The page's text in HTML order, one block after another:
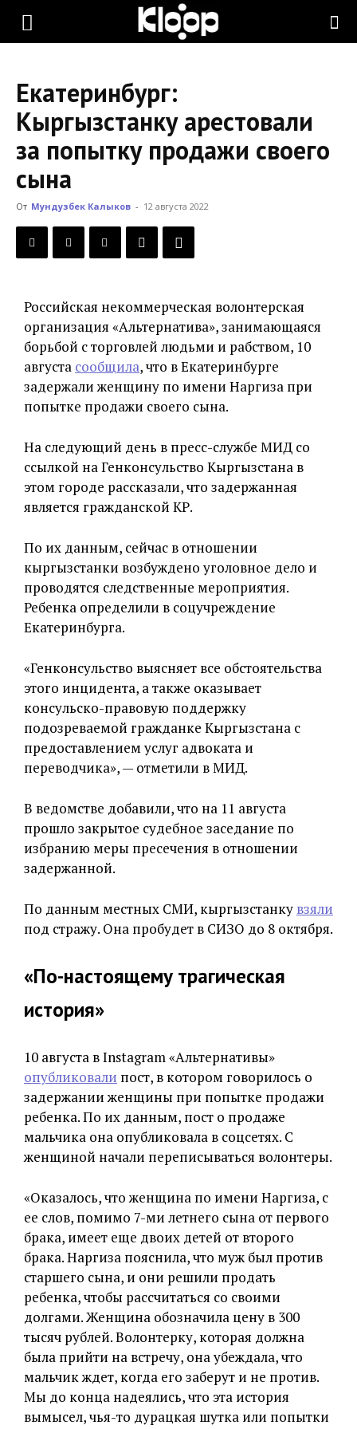
KLOOP.KG
Новости
Кыргызстана
Екатеринбург:
Кыргызстанку арестовали
за попытку продажи своего
сына
От Мундузбек Калыков - 12 августа 2022
Российская некоммерческая волонтерская
организация «Альтернатива», занимающаяся
борьбой с торговлей людьми и рабством, 10
августа сообщила, что в Екатеринбурге
задержали женщину по имени Наргиза при
попытке продажи своего сына.
На следующий день в пресс-службе МИД со
ссылкой на Генконсульство Кыргызстана в
этом городе рассказали, что задержанная
является гражданской КР.
По их данным, сейчас в отношении
кыргызстанки возбуждено уголовное дело и
проводятся следственные мероприятия.
Ребенка определили в соцучреждение
Екатеринбурга.
«Генконсульство выясняет все обстоятельства
этого инцидента, а также оказывает
консульско-правовую поддержку
подозреваемой гражданке Кыргызстана с
предоставлением услуг адвоката и
переводчика», — отметили в МИД.
В ведомстве добавили, что на 11 августа
прошло закрытое судебное заседание по
избранию меры пресечения в отношении
задержанной.
По данным местных СМИ, кыргызстанку взяли
под стражу. Она пробудет в СИЗО до 8 октября.
«По-настоящему трагическая
история»
10 августа в Instagram «Альтернативы»
опубликовали пост, в котором говорилось о
задержании женщины при попытке продажи
ребенка. По их данным, пост о продаже
мальчика она опубликовала в соцсетях. С
женщиной начали переписываться волонтеры.
«Оказалось, что женщина по имени Наргиза, с
ее слов, помимо 7-ми летнего сына от первого
брака, имеет еще двоих детей от второго
брака. Наргиза пояснила, что муж был против
старшего сына, и они решили продать
ребенка, чтобы рассчитаться со своими
долгами. Женщина обозначила цену в 300
тысяч рублей. Волонтерку, которая должна
была прийти на встречу, она убеждала, что
мальчик ждет, когда его заберут и не против.
Мы до конца надеялись, что эта история
вымысел, чья-то дурацкая шутка или попытки